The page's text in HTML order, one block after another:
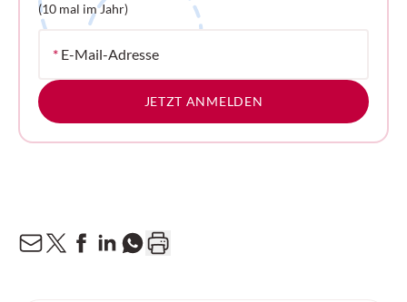
(10 mal im Jahr)
* E-Mail-Adresse
JETZT ANMELDEN